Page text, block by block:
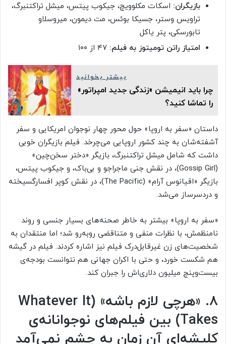
بازیگران: اسکات مکلوویچ، جیکوب پیتس، میشل تراکتنبرگ،
تراویس وستر، جسیکا بوئس، مت دیمون، میروسلاو
تابورسکی، پتر یاکل
امتیاز راتن تومیتوز به فیلم: ۴۷ از ۱۰۰
بیشتر بخوانید
چرا باید انیمیشن «زندگی جدید امپراتور»
را تماشا کنید؟
داستان «سفر به اروپا» حول محور چهار نوجوان امریکایی و سفر
آشفته‌شان به چند کشور اروپایی می‌چرخد. فیلم بازیگران خوبی
داشت که شامل میشل تراکتنبرگ، بازیگر «دختر سخن‌چین»
(Gossip Girl)، در نقش جنی ماجراجو و بی‌باک، و جیکوب پیتس،
بازیگر «اقیانوس آرام» (The Pacific)، در نقش کوپر افسارگسیخته
و دردسرساز می‌شد.
«سفر به اروپا» بیشتر به‌ خاطر صحنه‌های بسیار جنسی و روند
نامنظمش، با نظرات منفی و متناقضی روبه‌رو شد؛ اما منتقدان به
شخصیت‌های زن غیرقابل‌درک فیلم نیز اشاره کردند. فیلم در گیشه
هم شکست خورد، و حتی با اکران جهانی هم نتوانست بودجه‌ی
بیست‌وپنج میلیون دلاری‌اش را جبران کند.
۸. «هرچی لازم باشه» (
Whatever It
Takes) بین فیلم‌های نوجوانانه‌ی
کلیشه‌ای آن زمان به چشم نمی‌آمد